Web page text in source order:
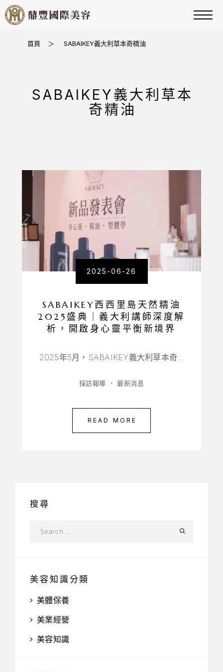
首頁 ＞ SABAIKEY義大利草本奇精油
SABAIKEY義大利草本
奇精油
2025-06-26
SABAIKEY西西里島天然精油
2025盛典｜義大利講師深度解
析，開啟身心靈平衡新境界
2025年5月，SABAIKEY義大利草本奇…
採訪報導 最新消息
READ MORE
搜尋
美容知識分類
美體保養
美業經營
美容知識